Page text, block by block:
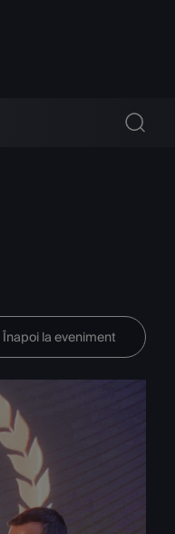
Înapoi la eveniment